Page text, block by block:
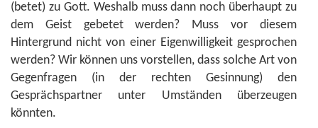
(betet) zu Gott. Weshalb muss dann noch überhaupt zu
dem Geist gebetet werden? Muss vor diesem
Hintergrund nicht von einer Eigenwilligkeit gesprochen
werden? Wir können uns vorstellen, dass solche Art von
Gegenfragen (in der rechten Gesinnung) den
Gesprächspartner unter Umständen überzeugen
könnten.